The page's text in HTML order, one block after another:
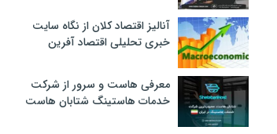
آنالیز اقتصاد کلان از نگاه سایت
خبری تحلیلی اقتصاد آفرین
معرفی هاست و سرور از شرکت
خدمات هاستینگ شتابان هاست